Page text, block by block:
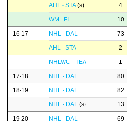
AHL - STA(s) 4
WM - FI 10
16-17 NHL - DAL 73
AHL - STA 2
NHLWC - TEA 1
17-18 NHL - DAL 80
18-19 NHL - DAL 82
NHL - DAL (s) 13
19-20 NHL - DAL 69